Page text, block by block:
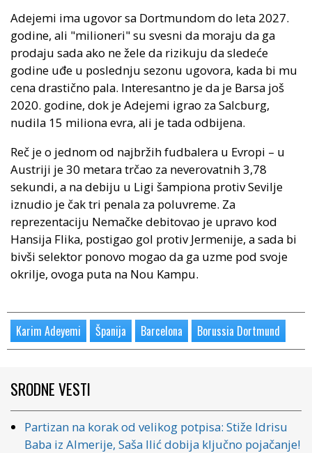
Adejemi ima ugovor sa Dortmundom do leta 2027.
godine, ali "milioneri" su svesni da moraju da ga
prodaju sada ako ne žele da rizikuju da sledeće
godine uđe u poslednju sezonu ugovora, kada bi mu
cena drastično pala. Interesantno je da je Barsa još
2020. godine, dok je Adejemi igrao za Salcburg,
nudila 15 miliona evra, ali je tada odbijena.
Reč je o jednom od najbržih fudbalera u Evropi – u
Austriji je 30 metara trčao za neverovatnih 3,78
sekundi, a na debiju u Ligi šampiona protiv Sevilje
iznudio je čak tri penala za poluvreme. Za
reprezentaciju Nemačke debitovao je upravo kod
Hansija Flika, postigao gol protiv Jermenije, a sada bi
bivši selektor ponovo mogao da ga uzme pod svoje
okrilje, ovoga puta na Nou Kampu.
Karim Adeyemi Španija Barcelona Borussia Dortmund
SRODNE VESTI
Partizan na korak od velikog potpisa: Stiže Idrisu
Baba iz Almerije, Saša Ilić dobija ključno pojačanje!